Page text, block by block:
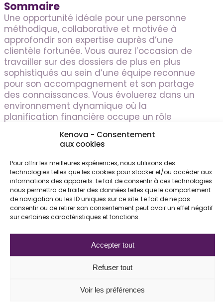
Kenova - Consentement
aux cookies
Pour offrir les meilleures expériences, nous utilisons des
technologies telles que les cookies pour stocker et/ou accéder aux
informations des appareils. Le fait de consentir à ces technologies
nous permettra de traiter des données telles que le comportement
de navigation ou les ID uniques sur ce site. Le fait de ne pas
consentir ou de retirer son consentement peut avoir un effet négatif
sur certaines caractéristiques et fonctions.
Accepter tout
Refuser tout
Voir les préférences
Sommaire
Une opportunité idéale pour une personne
méthodique, collaborative et motivée à
approfondir son expertise auprès d’une
clientèle fortunée. Vous aurez l’occasion de
travailler sur des dossiers de plus en plus
sophistiqués au sein d’une équipe reconnue
pour son accompagnement et son partage
des connaissances. Vous évoluerez dans un
environnement dynamique où la
planification financière occupe un rôle
développement professionnel sont
nombreuses. Vous contribuerez directement
à offrir un service-conseil de haut niveau
tout en accélérant votre progression vers
une expertise avancée en gestion de
patrimoine.
PARTAGER CET ARTICLE